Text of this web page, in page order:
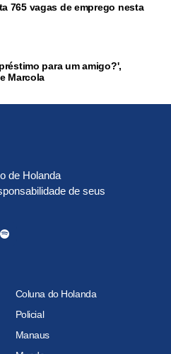
765 vagas de emprego nesta
para um amigo?',
Marcola
de Holanda
de seus
Coluna do Holanda
Policial
Manaus